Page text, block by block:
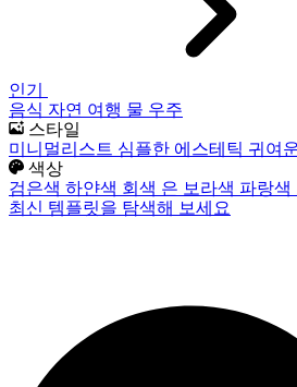
인기
음식 자연 여행 물 우주
스타일
미니멀리스트 심플한 에스테틱 귀여
색상
검은색 하얀색 회색 은 보라색 파랑색
최신 템플릿을 탐색해 보세요